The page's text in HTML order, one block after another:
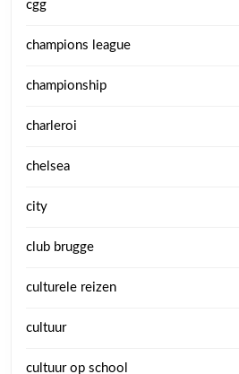
cgg
champions league
championship
charleroi
chelsea
city
club brugge
culturele reizen
cultuur
cultuur op school